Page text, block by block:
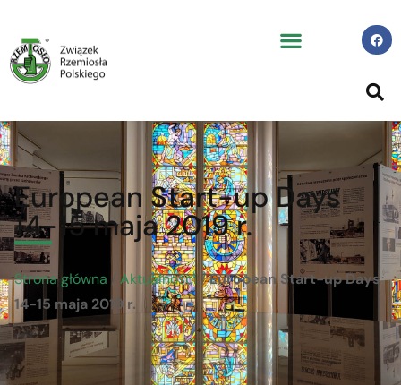
European Start-up Days
14-15 maja 2019 r.
Strona główna / Aktualności/European Start-up Days
14-15 maja 2019 r.